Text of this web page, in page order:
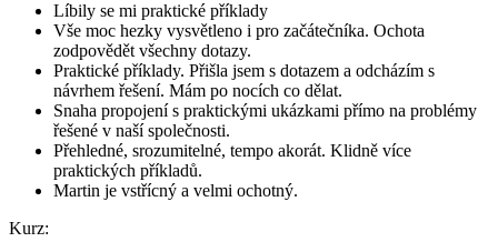
Líbily se mi praktické příklady
Vše moc hezky vysvětleno i pro začátečníka. Ochota
zodpovědět všechny dotazy.
Praktické příklady. Přišla jsem s dotazem a odcházím s
návrhem řešení. Mám po nocích co dělat.
Snaha propojení s praktickými ukázkami přímo na problémy
řešené v naší společnosti.
Přehledné, srozumitelné, tempo akorát. Klidně více
praktických příkladů.
Martin je vstřícný a velmi ochotný.
Kurz: